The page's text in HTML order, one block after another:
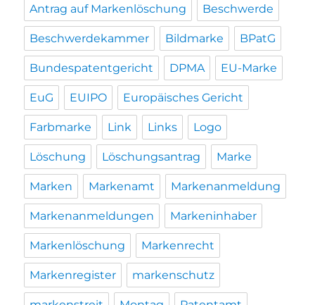
Antrag auf Markenlöschung Beschwerde
Beschwerdekammer Bildmarke BPatG
Bundespatentgericht DPMA EU-Marke
EuG EUIPO Europäisches Gericht
Farbmarke Link Links Logo
Löschung Löschungsantrag Marke
Marken Markenamt Markenanmeldung
Markenanmeldungen Markeninhaber
Markenlöschung Markenrecht
Markenregister markenschutz